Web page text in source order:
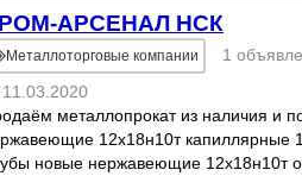
АРСЕНАЛ НСК
Металлоторговые компании
1
11.03.2020
металлопрокат из наличия и
12х18н10т капиллярные
новые нержавеющие 12х18н10т